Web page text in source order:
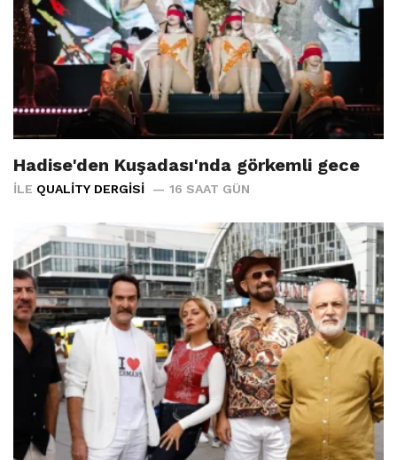
Hadise'den Kuşadası'nda görkemli gece
İLE QUALITY DERGISI 16 SAAT GÜN